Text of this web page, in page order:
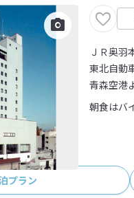
ＪＲ奥羽
東北自動
青森空港
朝食はバ
プラン